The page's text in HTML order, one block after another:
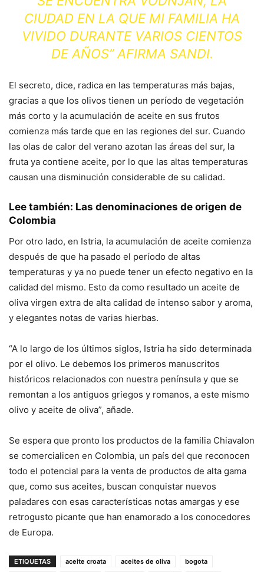
CIUDAD EN LA QUE MI FAMILIA HA
VIVIDO DURANTE VARIOS CIENTOS
DE AÑOS” AFIRMA SANDI.
El secreto, dice, radica en las temperaturas más bajas,
gracias a que los olivos tienen un período de vegetación
más corto y la acumulación de aceite en sus frutos
comienza más tarde que en las regiones del sur. Cuando
las olas de calor del verano azotan las áreas del sur, la
fruta ya contiene aceite, por lo que las altas temperaturas
causan una disminución considerable de su calidad.
Lee también: Las denominaciones de origen de
Colombia
Por otro lado, en Istria, la acumulación de aceite comienza
después de que ha pasado el período de altas
temperaturas y ya no puede tener un efecto negativo en la
calidad del mismo. Esto da como resultado un aceite de
oliva virgen extra de alta calidad de intenso sabor y aroma,
y elegantes notas de varias hierbas.
“A lo largo de los últimos siglos, Istria ha sido determinada
por el olivo. Le debemos los primeros manuscritos
históricos relacionados con nuestra península y que se
remontan a los antiguos griegos y romanos, a este mismo
olivo y aceite de oliva”, añade.
Se espera que pronto los productos de la familia Chiavalon
se comercialicen en Colombia, un país del que reconocen
todo el potencial para la venta de productos de alta gama
que, como sus aceites, buscan conquistar nuevos
paladares con esas características notas amargas y ese
retrogusto picante que han enamorado a los conocedores
de Europa.
ETIQUETAS aceite croata aceites de oliva
bogota